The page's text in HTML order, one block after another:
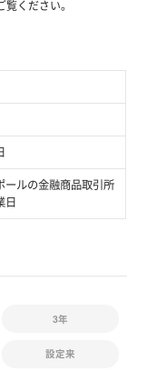
ください。
ールの金融商品取引所
日
3年
設定来